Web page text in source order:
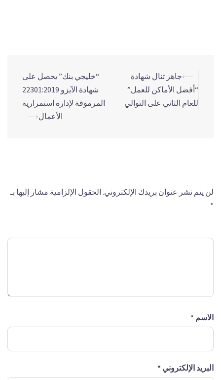
⟵جاهز تنال شهادة
“أفضل الأماكن للعمل”
للعام الثاني على التوالي
“خليجي بنك” يحصل على
شهادة الآيزو 22301:2019
المرموقة لإدارة استمرارية
الأعمال⟶
لن يتم نشر عنوان بريدك الإلكتروني. الحقول الإلزامية مشار إليها بـ
*
الاسم *
البريد الإلكتروني *